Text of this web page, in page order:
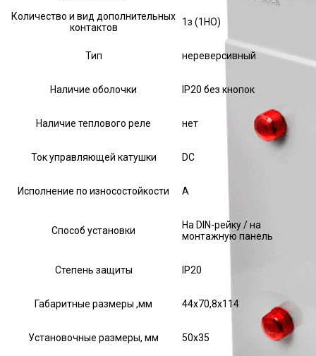
Количество и вид дополнительных
контактов
1з (1НО)
Тип нереверсивный
Наличие оболочки IP20 без кнопок
Наличие теплового реле нет
Ток управляющей катушки DC
Исполнение по износостойкости А
Способ установки
На DIN-рейку / на
монтажную панель
Степень защиты IP20
Габаритные размеры ,мм 44х70,8х114
Установочные размеры, мм 50х35